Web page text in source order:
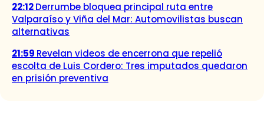
22:12Derrumbe bloquea principal ruta entre
Valparaíso y Viña del Mar: Automovilistas buscan
alternativas
21:59 Revelan videos de encerrona que repelió
escolta de Luis Cordero: Tres imputados quedaron
en prisión preventiva